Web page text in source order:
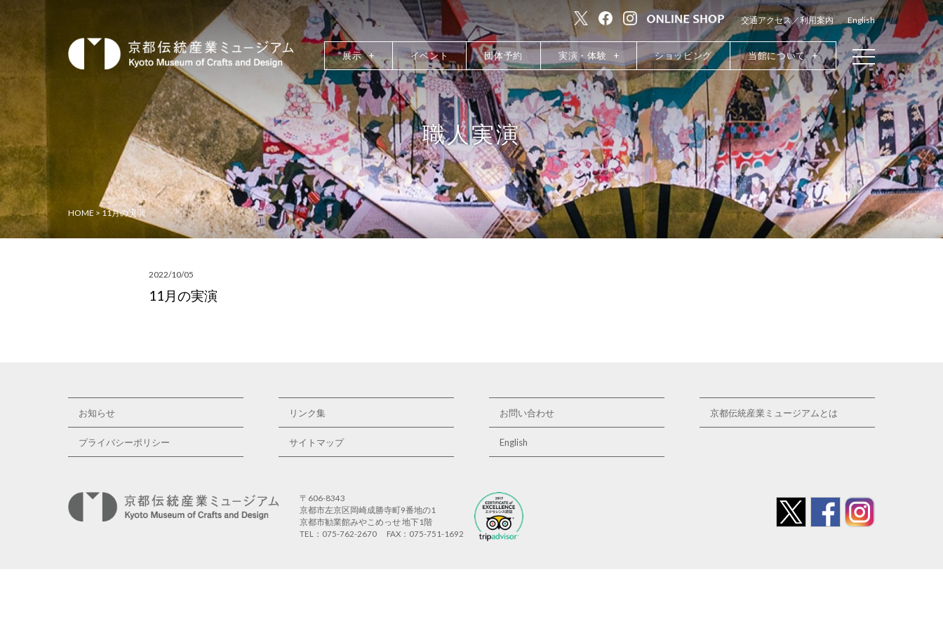
交通アクセス／利用案内 English
展示 イベント 団体予約 実演・体験 ショッピング 当館について
職人実演
HOME > 11月の実演
2022/10/05
11月の実演
お知らせ リンク集 お問い合わせ 京都伝統産業ミュージアムとは
プライバシーポリシー サイトマップ English
〒606-8343
京都市左京区岡崎成勝寺町9番地の1
京都市勧業館みやこめっせ 地下1階
TEL：075-762-2670
FAX：075-751-1692